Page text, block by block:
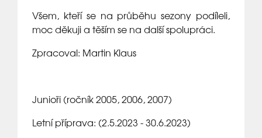
Všem, kteří se na průběhu sezony podíleli,
moc děkuji a těším se na další spolupráci.
Zpracoval: Martin Klaus
Junioři (ročník 2005, 2006, 2007)
Letní příprava: (2.5.2023 - 30.6.2023)